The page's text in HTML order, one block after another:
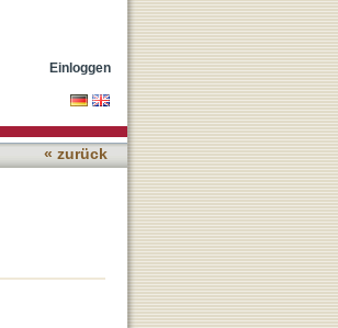
Einloggen
« zurück